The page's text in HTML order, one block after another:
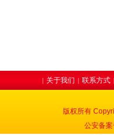
| 关于我们 | 联系方式 |
版权所有
公安备